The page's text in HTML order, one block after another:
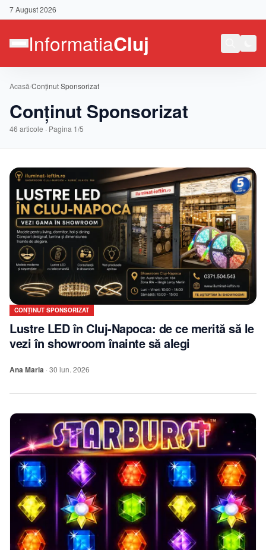
7 August 2026
Contact
Acasă/Conținut Sponsorizat
Conținut Sponsorizat
46 articole · Pagina 1/5
CONȚINUT SPONSORIZAT
Lustre LED în Cluj-Napoca: de ce merită să le
vezi în showroom înainte să alegi
Ana Maria · 30 iun. 2026